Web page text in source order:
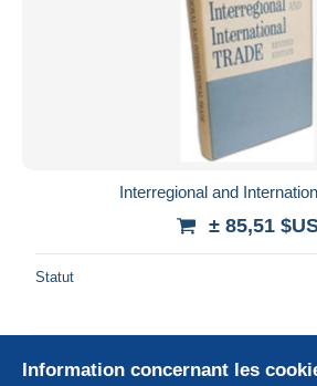
Interregional and
± 85,51
Statut
Information concernant les